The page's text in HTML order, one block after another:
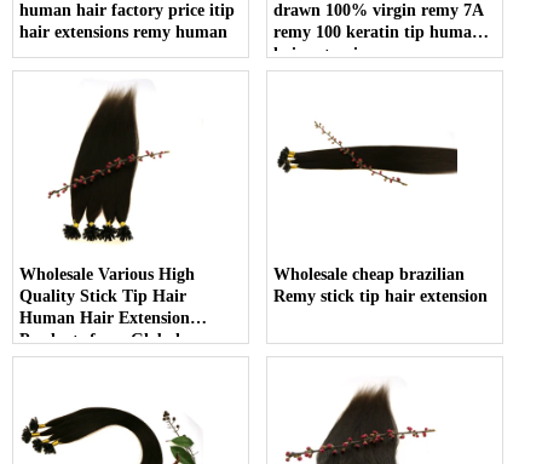
human hair factory price itip
hair extensions remy human
drawn 100% virgin remy 7A
remy 100 keratin tip human
hair extension
Wholesale Various High
Quality Stick Tip Hair
Human Hair Extension
Products from Global remy
1g Stick Tip Hair
Wholesale cheap brazilian
Remy stick tip hair extension